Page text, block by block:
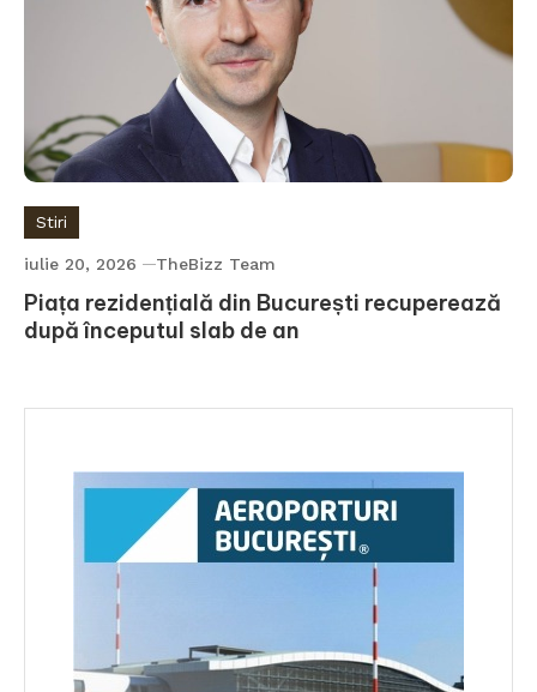
Stiri
iulie 20, 2026 TheBizz Team
Piața rezidențială din București recuperează
după începutul slab de an